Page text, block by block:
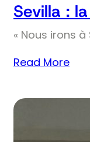
Sevilla :
« Nous irons
Read More